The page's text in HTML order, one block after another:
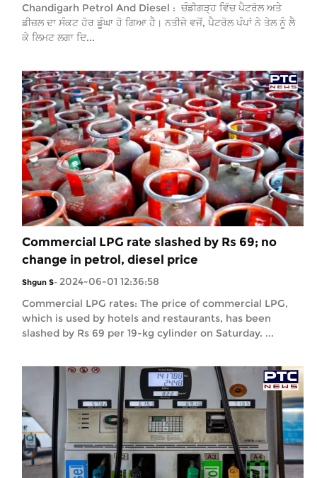
Chandigarh Petrol And Diesel : ਚੰਡੀਗੜ੍ਹ ਵਿੱਚ ਪੈਟਰੋਲ ਅਤੇ
ਡੀਜ਼ਲ ਦਾ ਸੰਕਟ ਹੋਰ ਡੂੰਘਾ ਹੋ ਗਿਆ ਹੈ। ਨਤੀਜੇ ਵਜੋਂ, ਪੈਟਰੋਲ ਪੰਪਾਂ ਨੇ ਤੇਲ ਨੂੰ ਲੈ
ਕੇ ਲਿਮਟ ਲਗਾ ਦਿ...
Commercial LPG rate slashed by Rs 69; no
change in petrol, diesel price
Shgun S- 2024-06-01 12:36:58
Commercial LPG rates: The price of commercial LPG,
which is used by hotels and restaurants, has been
slashed by Rs 69 per 19-kg cylinder on Saturday. ...